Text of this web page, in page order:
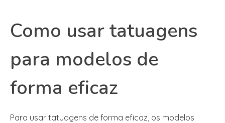
Como usar tatuagens
para modelos de
forma eficaz
Para usar tatuagens de forma eficaz, os modelos